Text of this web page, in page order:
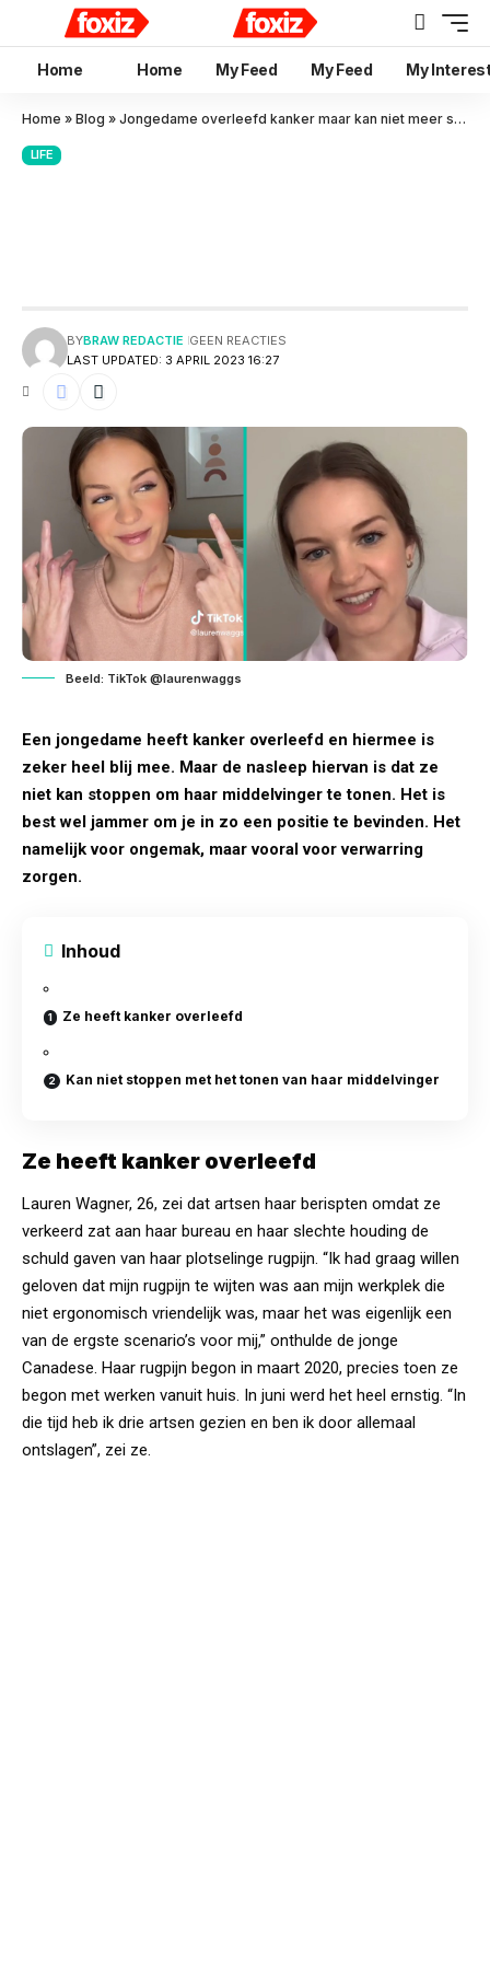
Home Home My Feed My Feed My
Home » Blog » Jongedame overleefd kanker maar kan niet meer stoppen om middelvinger te tonen
LIFE
LAST UPDATED: 3 APRIL 2023 16:27
BYBRAW REDACTIE GEEN REACTIES
Beeld: TikTok @laurenwaggs
Een jongedame heeft kanker overleefd en hiermee is
zeker heel blij mee. Maar de nasleep hiervan is dat ze
niet kan stoppen om haar middelvinger te tonen. Het is
best wel jammer om je in zo een positie te bevinden. Het
namelijk voor ongemak, maar vooral voor verwarring
zorgen.
Inhoud
Ze heeft kanker overleefd
Kan niet stoppen met het tonen van haar middelvinger
Ze heeft kanker overleefd
Lauren Wagner, 26, zei dat artsen haar berispten omdat ze
verkeerd zat aan haar bureau en haar slechte houding de
schuld gaven van haar plotselinge rugpijn. “Ik had graag willen
geloven dat mijn rugpijn te wijten was aan mijn werkplek die
niet ergonomisch vriendelijk was, maar het was eigenlijk een
van de ergste scenario’s voor mij,” onthulde de jonge
Canadese. Haar rugpijn begon in maart 2020, precies toen ze
begon met werken vanuit huis. In juni werd het heel ernstig. “In
die tijd heb ik drie artsen gezien en ben ik door allemaal
ontslagen”, zei ze.